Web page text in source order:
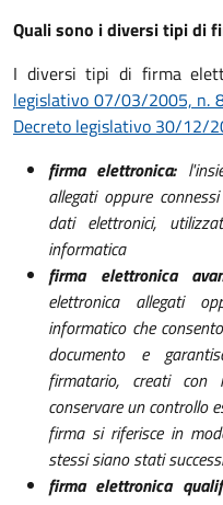
Quali sono i diversi tipi di
I diversi tipi di firma
legislativo 07/03/2005, n.
Decreto legislativo 30/12/
firma elettronica:
allegati oppure
dati elettronici,
informatica
firma elettronica
elettronica allegati
informatico che
documento e
firmatario, creati
conservare un controllo
firma si riferisce in
stessi siano stati
firma elettronica